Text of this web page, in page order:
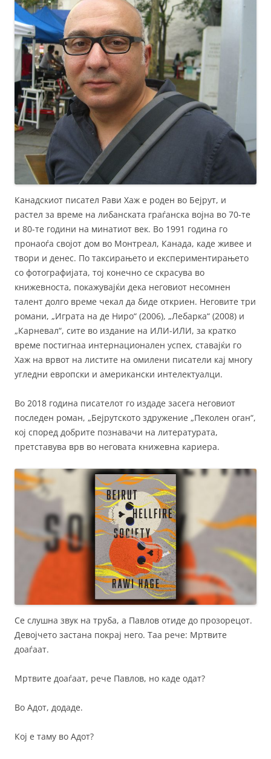
Канадскиот писател Рави Хаж е роден во Бејрут, и
растел за време на либанската граѓанска војна во 70-те
и 80-те години на минатиот век. Во 1991 година го
пронаоѓа својот дом во Монтреал, Канада, каде живее и
твори и денес. По таксирањето и експериментирањето
со фотографијата, тој конечно се скрасува во
книжевноста, покажувајќи дека неговиот несомнен
талент долго време чекал да биде откриен. Неговите три
романи, „Играта на де Ниро“ (2006), „Лебарка“ (2008) и
„Карневал“, сите во издание на ИЛИ-ИЛИ, за кратко
време постигнаа интернационален успех, ставајќи го
Хаж на врвот на листите на омилени писатели кај многу
угледни европски и американски интелектуалци.
Во 2018 година писателот го издаде засега неговиот
последен роман, „Бејрутското здружение „Пеколен оган“,
кој според добрите познавачи на литературата,
претставува врв во неговата книжевна кариера.
Се слушна звук на труба, а Павлов отиде до прозорецот.
Девојчето застана покрај него. Таа рече: Мртвите
доаѓаат.
Мртвите доаѓаат, рече Павлов, но каде одат?
Во Адот, додаде.
Кој е таму во Адот?